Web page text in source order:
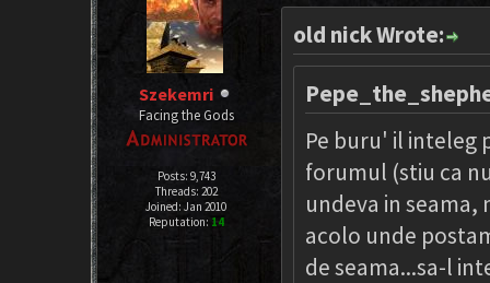
Szekemri
Facing the Gods
Posts: 9,743
Threads: 202
Joined: Jan 2010
Reputation: 14
old nick Wrote:
Pe buru' il inteleg
forumul (stiu ca
undeva in seama,
acolo unde
de seama...sa-l